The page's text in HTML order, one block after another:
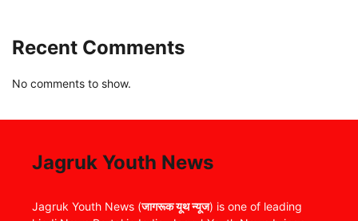
Recent Comments
No comments to show.
Jagruk Youth News
Jagruk Youth News (जागरूक यूथ न्यूज) is one of leading